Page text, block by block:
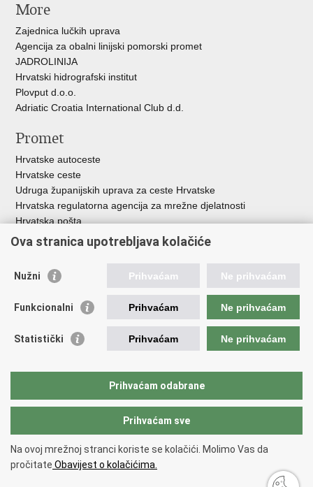
More
Zajednica lučkih uprava
Agencija za obalni linijski pomorski promet
JADROLINIJA
Hrvatski hidrografski institut
Plovput d.o.o.
Adriatic Croatia International Club d.d.
Promet
Hrvatske autoceste
Hrvatske ceste
Udruga županijskih uprava za ceste Hrvatske
Hrvatska regulatorna agencija za mrežne djelatnosti
Hrvatska pošta
HŽ Infrastruktura d.o.o.
HŽ putnički prijevoz
Agencija za regulaciju tržišta željezničkih usluga
Agencija za sigurnost željezničkog prometa
Međunarodna zračna luka Zagreb - Franjo Tuđman
Hrvatska agencija za civilno zrakoplovstvo
željezničkom prometu
Copyright © 2026 Ministarstvo mora, prometa i infrastrukture Republike
Hrvatske.
Uvjeti korištenja
Izjava o pristupačnosti.
Ova stranica upotrebljava kolačiće
Nužni Prihvaćam Ne prihvaćam
Funkcionalni Prihvaćam Ne prihvaćam
Statistički Prihvaćam Ne prihvaćam
Prihvaćam odabrane
Prihvaćam sve
Na ovoj mrežnoj stranci koriste se kolačići. Molimo Vas da
pročitate Obavijest o kolačićima.